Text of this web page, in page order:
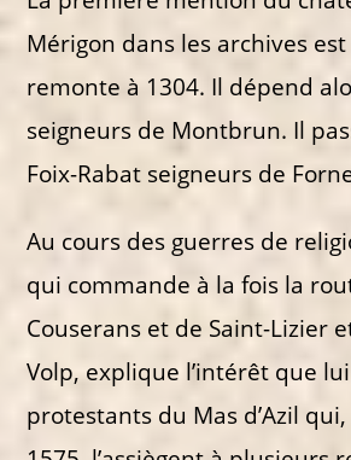
Mérigon dans les archives
remonte à 1304. Il dépend
seigneurs de Montbrun. Il
Foix-Rabat seigneurs de
Au cours des guerres de
qui commande à la fois la
Couserans et de Saint-Lizier
Volp, explique l’intérêt que
protestants du Mas d’Azil